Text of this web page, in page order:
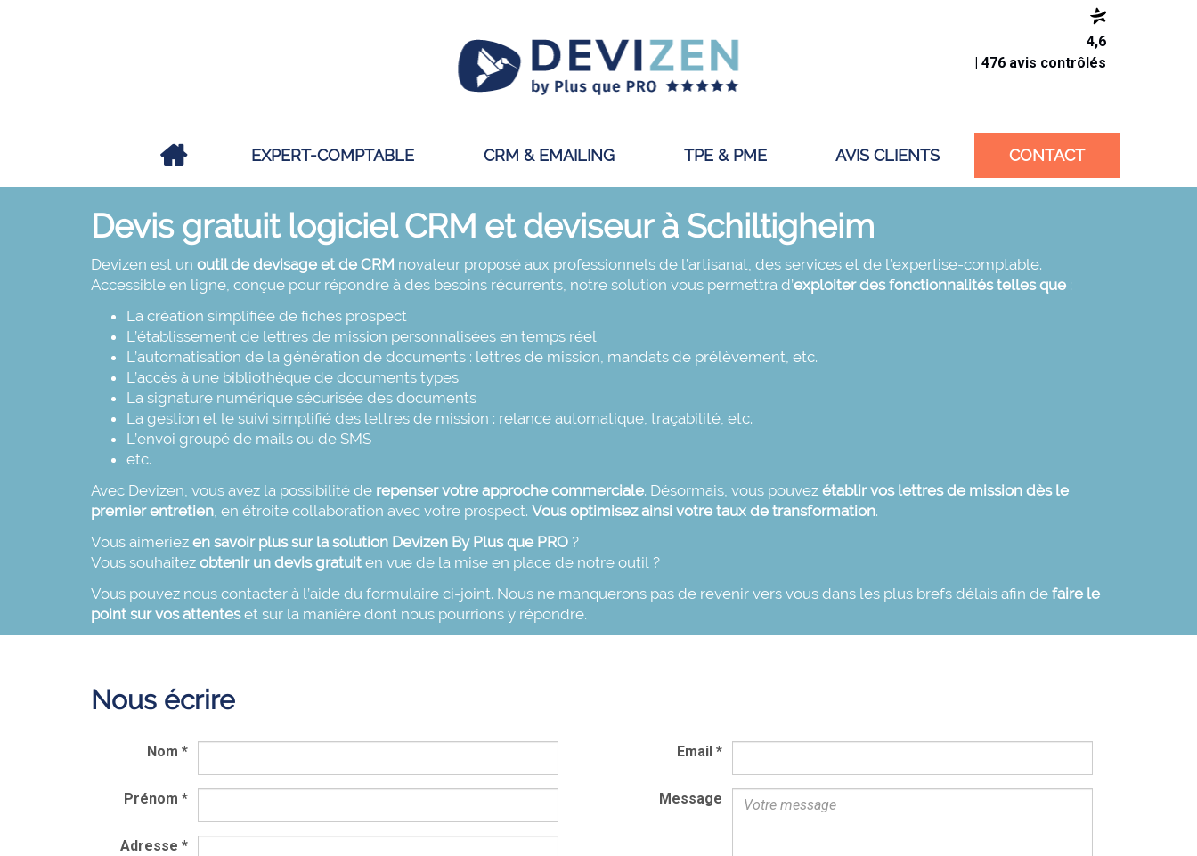
4,6
| 476 avis contrôlés
EXPERT-COMPTABLE CRM & EMAILING TPE & PME AVIS CLIENTS CONTACT
Devis gratuit logiciel CRM et deviseur à Schiltigheim
Devizen est un outil de devisage et de CRM novateur proposé aux professionnels de l’artisanat, des services et de l’expertise-comptable.
Accessible en ligne, conçue pour répondre à des besoins récurrents, notre solution vous permettra d’exploiter des fonctionnalités telles que :
La création simplifiée de fiches prospect
L’établissement de lettres de mission personnalisées en temps réel
L’automatisation de la génération de documents : lettres de mission, mandats de prélèvement, etc.
L’accès à une bibliothèque de documents types
La signature numérique sécurisée des documents
La gestion et le suivi simplifié des lettres de mission : relance automatique, traçabilité, etc.
L’envoi groupé de mails ou de SMS
etc.
Avec Devizen, vous avez la possibilité de repenser votre approche commerciale. Désormais, vous pouvez établir vos lettres de mission dès le
premier entretien, en étroite collaboration avec votre prospect. Vous optimisez ainsi votre taux de transformation.
Vous aimeriez en savoir plus sur la solution Devizen By Plus que PRO ?
Vous souhaitez obtenir un devis gratuit en vue de la mise en place de notre outil ?
Vous pouvez nous contacter à l’aide du formulaire ci-joint. Nous ne manquerons pas de revenir vers vous dans les plus brefs délais afin de faire le
point sur vos attenteset sur la manière dont nous pourrions y répondre.
Nous écrire
Nom*
Prénom*
Adresse*
Email*
Message